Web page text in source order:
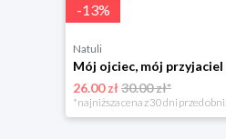
-13%
Natuli
26.00 zł30.00 zł*
*najniższa cena z 30 dni przed